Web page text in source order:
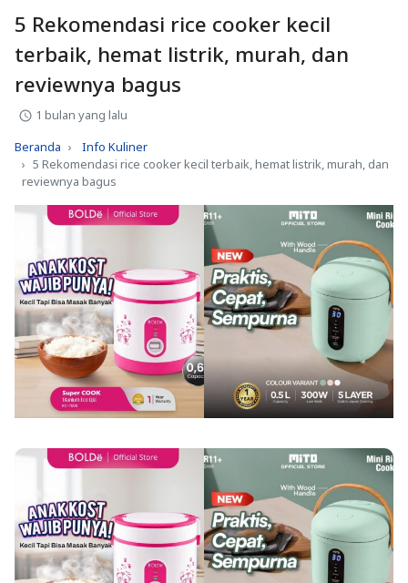
5 Rekomendasi rice cooker kecil
terbaik, hemat listrik, murah, dan
reviewnya bagus
1 bulan yang lalu
Beranda
Info Kuliner
5 Rekomendasi rice cooker kecil terbaik, hemat listrik, murah, dan
reviewnya bagus